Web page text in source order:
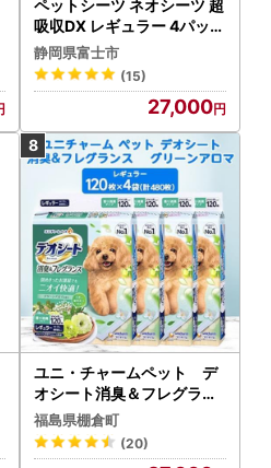
ペットシーツ ネオシーツ 超
吸収DX レギュラー 4パック
消臭 ペット シーツ[sf002-
089]
静岡県富士市
(15)
27,000
ユニ・チャームペット デ
オシート消臭＆フレグラン
ス グリーンアロマの香り
レギュラー120枚×4_ペ
ットシーツ 犬 ドッグ 日用
福島県棚倉町
(20)